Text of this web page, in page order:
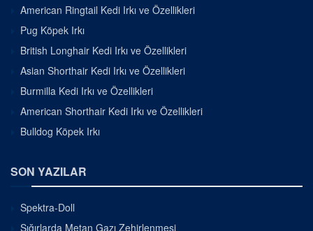
American Ringtail Kedi Irkı ve Özellikleri
Pug Köpek Irkı
British Longhair Kedi Irkı ve Özellikleri
Asian Shorthair Kedi Irkı ve Özellikleri
Burmilla Kedi Irkı ve Özellikleri
American Shorthair Kedi Irkı ve Özellikleri
Bulldog Köpek Irkı
SON YAZILAR
Spektra-Doll
Sığırlarda Metan Gazı Zehirlenmesi